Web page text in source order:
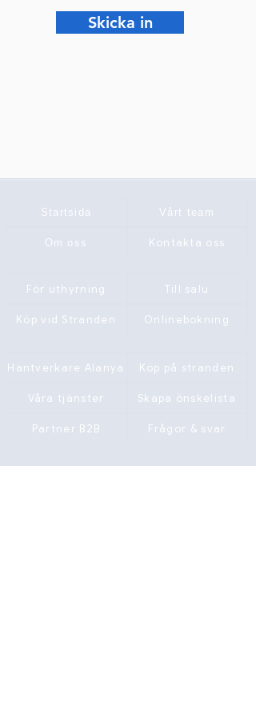
Skicka in
Startsida Vårt team
Om oss Kontakta oss
För uthyrning Till salu
Köp vid Stranden Onlinebokning
Hantverkare Alanya Köp på stranden
Våra tjänster Skapa önskelista
Partner B2B Frågor & svar